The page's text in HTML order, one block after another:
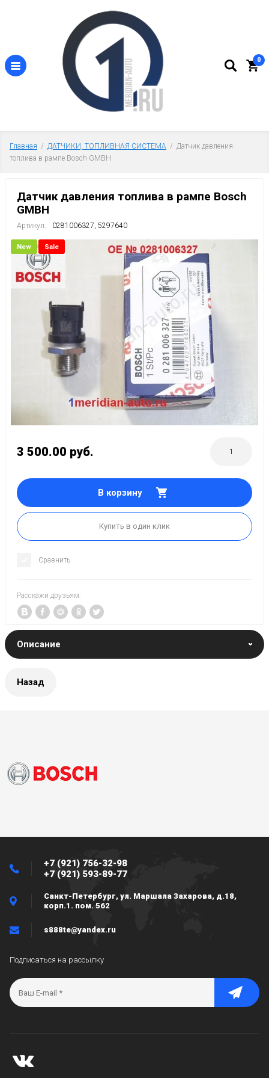
0
Главная
  /
ДАТЧИКИ, ТОПЛИВНАЯ СИСТЕМА
  /  Датчик давления
топлива в рампе Bosch GMBH
Датчик давления топлива в рампе Bosch
GMBH
Артикул: 0281006327, 5297640
New Sale
3 500.00 руб.
В корзину
Купить в один клик
Сравнить
Расскажи друзьям:
Описание
Назад
+7 (921) 756-32-98
+7 (921) 593-89-77
Санкт-Петербург, ул. Маршала Захарова, д.18,
корп.1. пом. 562
s888te@yandex.ru
Подписаться на рассылку